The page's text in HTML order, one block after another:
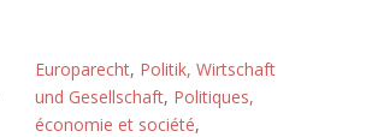
Europarecht, Politik, Wirtschaft
und Gesellschaft, Politiques,
économie et société,